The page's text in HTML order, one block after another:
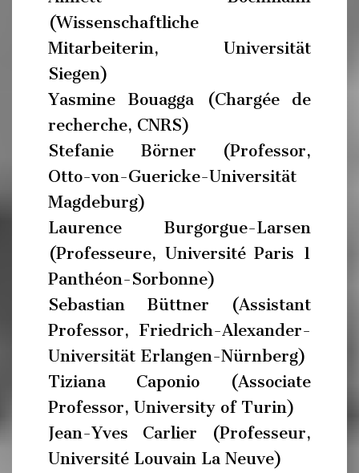
(Wissenschaftliche
Mitarbeiterin, Universität
Siegen)
Yasmine Bouagga (Chargée de
recherche, CNRS)
Stefanie Börner (Professor,
Otto-von-Guericke-Universität
Magdeburg)
Laurence Burgorgue-Larsen
(Professeure, Université Paris 1
Panthéon-Sorbonne)
Sebastian Büttner (Assistant
Professor, Friedrich-Alexander-
Universität Erlangen-Nürnberg)
Tiziana Caponio (Associate
Professor, University of Turin)
Jean-Yves Carlier (Professeur,
Université Louvain La Neuve)